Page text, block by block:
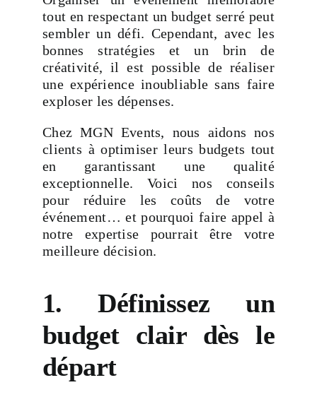
tout en respectant un budget serré peut
sembler un défi. Cependant, avec les
bonnes stratégies et un brin de
créativité, il est possible de réaliser
une expérience inoubliable sans faire
exploser les dépenses.
Chez MGN Events, nous aidons nos
clients à optimiser leurs budgets tout
en garantissant une qualité
exceptionnelle. Voici nos conseils
pour réduire les coûts de votre
événement… et pourquoi faire appel à
notre expertise pourrait être votre
meilleure décision.
1. Définissez un
budget clair dès le
départ